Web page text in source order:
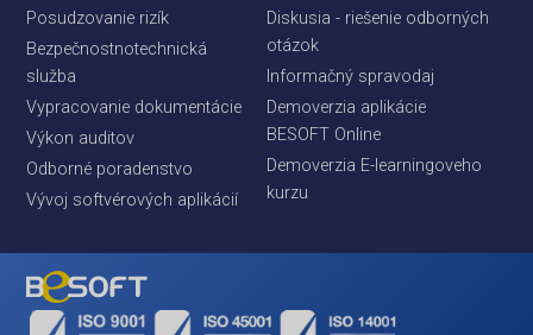
Posudzovanie rizík
Bezpečnostnotechnická
služba
Vypracovanie dokumentácie
Výkon auditov
Odborné poradenstvo
Vývoj softvérových aplikácií
Diskusia - riešenie odborných
otázok
Informačný spravodaj
Demoverzia aplikácie
BESOFT Online
Demoverzia E-learningoveho
kurzu